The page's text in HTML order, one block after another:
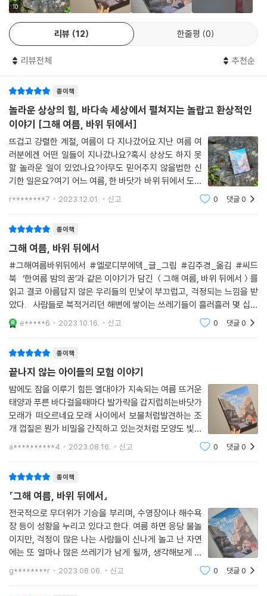
“야호! 그 안에 누구 있어요?” 외침에 모래성 입구에 등장한 청록빛 대구
는 ‘모래와 짠물 왕국’으로 손님들을 이끕니다. 아이들은 어느새 별명대로
은 자신들을 신기하게 바라보는 바다 생물들을 만나고, 이 왕국을 다스리
국의 자랑이자 특별한 수집품을 마주하게 됩니다. 그것은 바로, 인간이 버
린 쓰레기들이었지요.
해양 오염을 꼬집는 따끔한 풍자까지
“육지 친구들아, 즐겁게 감상하거라. 이것들은 모두 아주 먼 곳에서 온 보
물들이란다.”
쓰레기는 「헝클어진 머리카락 여신」, 바다 생물들이 달라붙은 폐타이어는
「유년 시절」이라는 작품명으로 귀한 보물 대접을 하고 있었지요. 이런 물건
들이 어떻게 여기까지 오게 된 건지 궁금해진 ‘나’는 이상한 감정을 느낍니
다. 여왕님은 전시된 물건들이 어디에 쓰이는 건지 모르는 것 같았거든요.
이제 돌아갈 시간이 되었습니다. 해가 뉘엿뉘엿 지고 밀물이 드는 시간, 박
물관도 점점 젖어 들기 시작해요. 대구의 도움을 받아 겨우 모래성 밖으로
누가 그들의 말을 믿을까요? 다시 친구들을 데리고 돌아간 그곳에서 거대
한 모래성을 또 만날 수 있을까요?
『그해 여름, 바위 뒤에서』 속 한바탕 모험은 단잠에 빠져 꾸는 꿈 같지만 꿈
이 아닐 수도 있습니다. 땀이 송골송골 맺히는 여름, 짭짤한 바다 내음이 느
껴지는 이 환상적인 이야기와 함께 달콤하고 시원한 휴가를 떠나 보세요.
10
리뷰 12 한줄평 0
리뷰전체 추천순
종이책
놀라운 상상의 힘, 바다속 세상에서 펼쳐지는 놀랍고 환상적인
이야기 [그해 여름, 바위 뒤에서]
뜨겁고 강렬한 계절, 여름이 다 지나갔어요.지난 여름 여
러분에겐 어떤 일들이 지나갔나요?혹시 상상도 하지 못
할 놀라운 일이 있었나요?아무도 믿어주지 않을법한 신
기한 일은요?여기 어느 여름, 한 바닷가 바위 뒤에서 도저
히 믿어지지 않는 멋진 세상을 만났던 아이들의 놀랍고도
r********7 2023.12.01. 신고 0 댓글0
종이책
그해 여름, 바위 뒤에서
#그해여름바위뒤에서 #엘로디부에덱_글_그림 #김주경_옮김 #씨드
북 ‘한여름 밤의 꿈’과 같은 이야기가 담긴 ＜그해 여름, 바위 뒤에서＞를
읽고 결코 아름답지 않은 우리들의 민낯이 부끄럽고, 걱정되는 느낌을 받
았다. 사람들로 북적거리던 해변에 쌓이는 쓰레기들이 흘러흘러 몇 십년
후엔 정말 책 속의 이야기 같은 일이 우리 주변에서 일어나지 않을까? 하는
두려
e*****6 2023.10.16. 신고 0 댓글0
종이책
끝나지 않는 아이들의 모험 이야기
밤에도 잠을 이루기 힘든 열대야가 지속되는 여름 뜨거운
태양과 푸른 바다걸을때마다 발가락을 갑지럽히는바닷가
모래가 떠오르네요.모래 사이에서 보물처럼발견하는 조
개 껍질은 뭔가 비밀을 간직하고 있는것처럼 모양도 빛갈
도 제각각 입니다.그해 여름, 바위 뒤에서는 한 여름 바닷
a**********4 2023.08.16. 신고 0 댓글0
종이책
『그해 여름, 바위 뒤에서』
전국적으로 무더위가 기승을 부리며, 수영장이나 해수욕
장 등이 성황을 누리고 있다고 한다. 여름 하면 응당 물놀
이지만, 걱정이 많은 나는 사람들이 신나게 놀고 난 자연
에는 또 얼마나 많은 쓰레기가 남게 될까, 생각해보게 된
다. 그래서일까, 아이와 읽은 『그해 여름, 바위 뒤에서』
는 두고두고 마음에 남는 그림책. 즐거운 여름과 따끔
g********r 2023.08.06. 신고 0 댓글0